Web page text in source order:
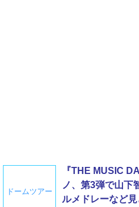
ドームツアー
『THE MUSIC
ノ、第3弾で山下
ルメドレーなど